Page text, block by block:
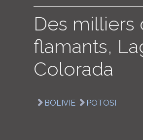
Des milliers
flamants,
Colorada
BOLIVIE POTOSI